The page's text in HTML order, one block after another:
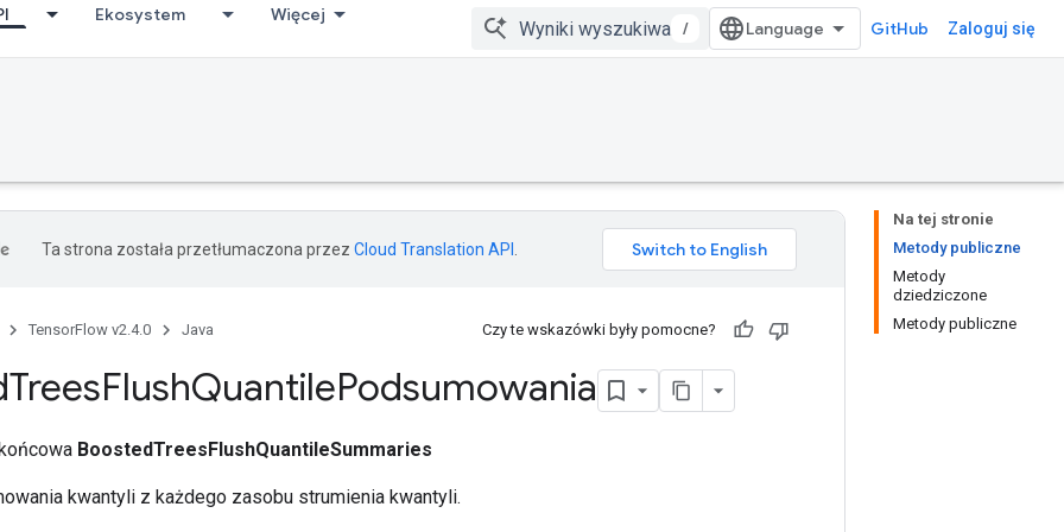
Ekosystem Więcej
/ GitHub Zaloguj się
Na tej stronie
Metody publiczne
Metody
dziedziczone
Metody publiczne
Ta strona została przetłumaczona przez Cloud Translation API
TensorFlow v2.4.0 Java Czy te wskazówki były pomocne?
TreesFlushQuantilePodsumowania
BoostedTreesFlushQuantileSummaries
kwantyli z każdego zasobu strumienia kwantyli.